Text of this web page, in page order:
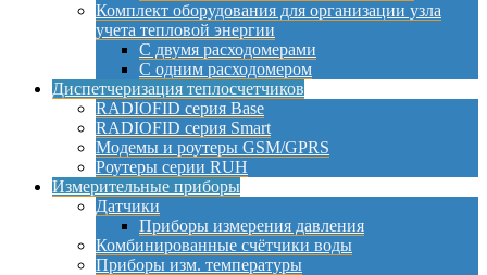
Комплект оборудования для организации узла
учета тепловой энергии
С двумя расходомерами
С одним расходомером
Диспетчеризация теплосчетчиков
RADIOFID серия Base
RADIOFID серия Smart
Модемы и роутеры GSM/GPRS
Роутеры серии RUH
Измерительные приборы
Датчики
Приборы измерения давления
Комбинированные счётчики воды
Приборы изм. температуры